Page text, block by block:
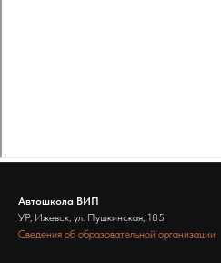
Автошкола ВИП
УР, Ижевск, ул. Пушкинская, 185
Сведения об образовательной организации